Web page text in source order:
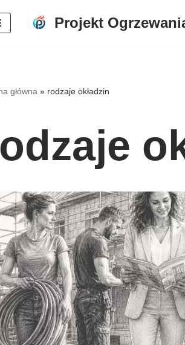
Projekt
główna » rodzaje okładzin